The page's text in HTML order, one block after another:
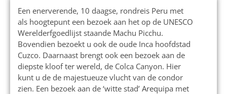
Een enerverende, 10 daagse, rondreis Peru met
als hoogtepunt een bezoek aan het op de UNESCO
Werelderfgoedlijst staande Machu Picchu.
Bovendien bezoekt u ook de oude Inca hoofdstad
Cuzco. Daarnaast brengt ook een bezoek aan de
diepste kloof ter wereld, de Colca Canyon. Hier
kunt u de de majestueuze vlucht van de condor
zien. Een bezoek aan de ‘witte stad’ Arequipa met